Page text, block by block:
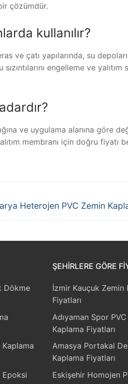
çözümdür.
kullanılır?
ve çatı yapılarında, su
engelleme ve yalıtım
ve uygulama alanına göre
membranı için doğru fiyatı
Heterojen PVC Zemin
Dökme
Epoksi
ŞEHIRLERE GÖRE
İzmir Kauçuk Zemin
Fiyatları
Adıyaman Spor
Kaplama Fiyatları
Amasya Portakal
Kaplama Fiyatları
Eskişehir Homojen